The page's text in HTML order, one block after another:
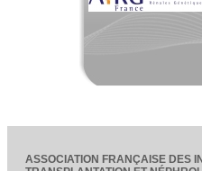
ASSOCIATION FRANÇAISE DES